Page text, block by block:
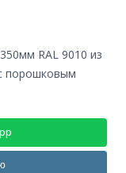
порошковым